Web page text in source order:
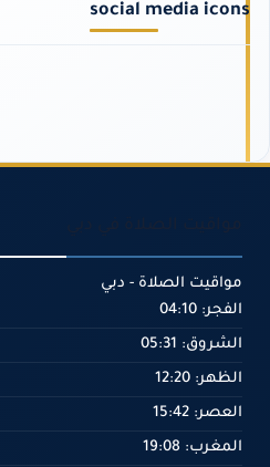
social media icons
مواقيت الصلاة - دبي
الفجر: 04:10
الشروق: 05:31
الظهر: 12:20
العصر: 15:42
المغرب: 19:08